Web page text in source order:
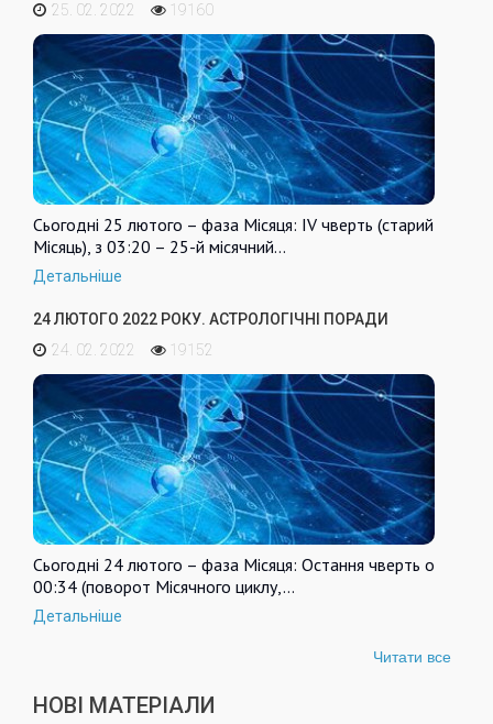
25. 02. 2022
19160
Сьогодні 25 лютого – фаза Місяця: IV чверть (старий
Місяць), з 03:20 – 25-й місячний…
Детальніше
24 ЛЮТОГО 2022 РОКУ. АСТРОЛОГІЧНІ ПОРАДИ
24. 02. 2022
19152
Сьогодні 24 лютого – фаза Місяця: Остання чверть о
00:34 (поворот Місячного циклу,…
Детальніше
Читати все
НОВІ МАТЕРІАЛИ